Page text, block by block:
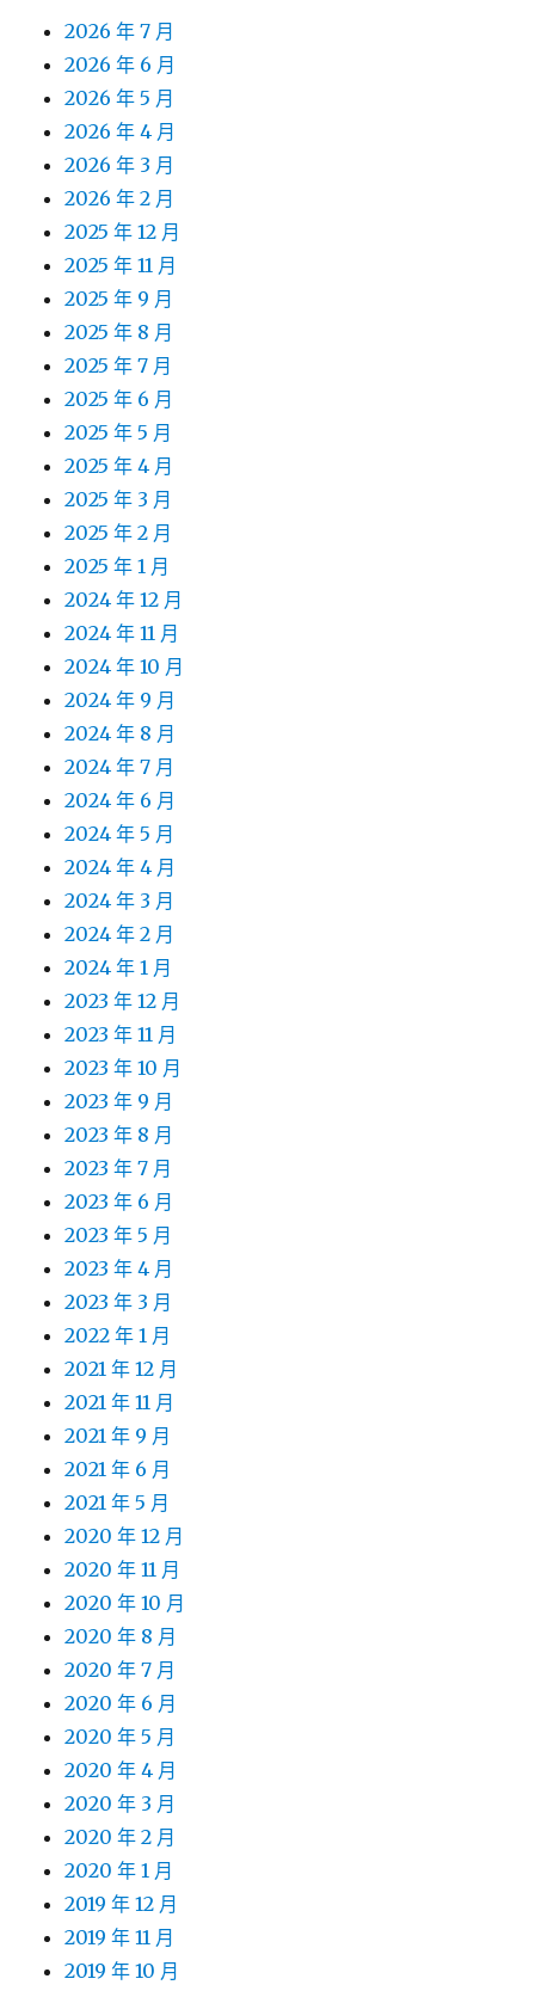
2026 年 7 月
2026 年 6 月
2026 年 5 月
2026 年 4 月
2026 年 3 月
2026 年 2 月
2025 年 12 月
2025 年 11 月
2025 年 9 月
2025 年 8 月
2025 年 7 月
2025 年 6 月
2025 年 5 月
2025 年 4 月
2025 年 3 月
2025 年 2 月
2025 年 1 月
2024 年 12 月
2024 年 11 月
2024 年 10 月
2024 年 9 月
2024 年 8 月
2024 年 7 月
2024 年 6 月
2024 年 5 月
2024 年 4 月
2024 年 3 月
2024 年 2 月
2024 年 1 月
2023 年 12 月
2023 年 11 月
2023 年 10 月
2023 年 9 月
2023 年 8 月
2023 年 7 月
2023 年 6 月
2023 年 5 月
2023 年 4 月
2023 年 3 月
2022 年 1 月
2021 年 12 月
2021 年 11 月
2021 年 9 月
2021 年 6 月
2021 年 5 月
2020 年 12 月
2020 年 11 月
2020 年 10 月
2020 年 8 月
2020 年 7 月
2020 年 6 月
2020 年 5 月
2020 年 4 月
2020 年 3 月
2020 年 2 月
2020 年 1 月
2019 年 12 月
2019 年 11 月
2019 年 10 月